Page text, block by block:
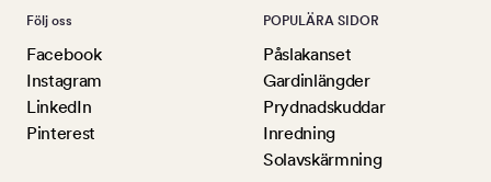
Följ oss
Facebook
Instagram
LinkedIn
Pinterest
POPULÄRA SIDOR
Påslakanset
Gardinlängder
Prydnadskuddar
Inredning
Solavskärmning